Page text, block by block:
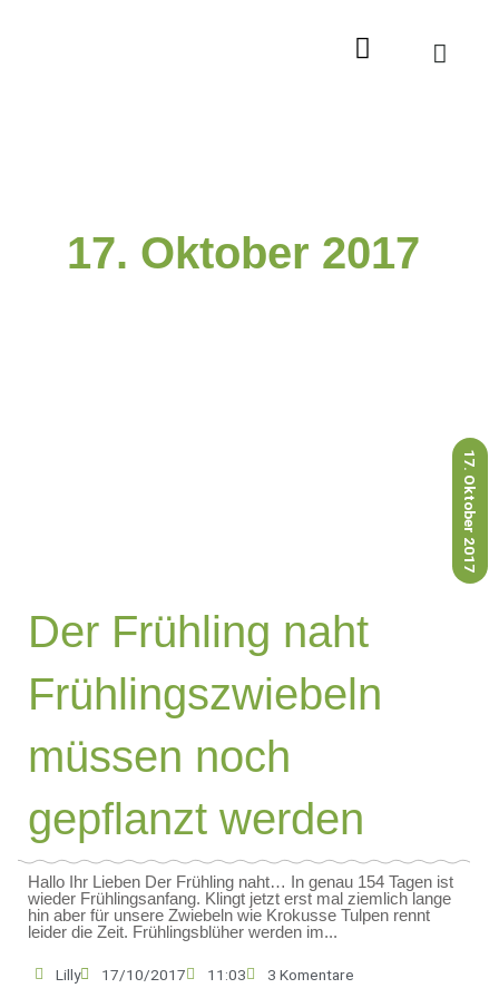
17. Oktober 2017
17. Oktober 2017
Der Frühling naht
Frühlingszwiebeln
müssen noch
gepflanzt werden
Hallo Ihr Lieben Der Frühling naht… In genau 154 Tagen ist
wieder Frühlingsanfang. Klingt jetzt erst mal ziemlich lange
hin aber für unsere Zwiebeln wie Krokusse Tulpen rennt
leider die Zeit. Frühlingsblüher werden im...
Lilly 17/10/2017 11:03 3 Komentare